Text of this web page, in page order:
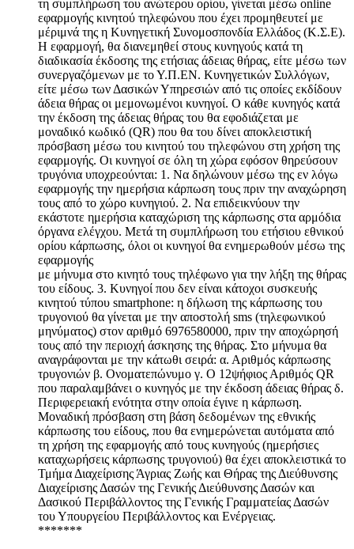
τη συμπλήρωση του ανώτερου ορίου, γίνεται μέσω online
εφαρμογής κινητού τηλεφώνου που έχει προμηθευτεί με
μέριμνά της η Κυνηγετική Συνομοσπονδία Ελλάδος (Κ.Σ.Ε).
Η εφαρμογή, θα διανεμηθεί στους κυνηγούς κατά τη
διαδικασία έκδοσης της ετήσιας άδειας θήρας, είτε μέσω των
συνεργαζόμενων με το Υ.Π.ΕΝ. Κυνηγετικών Συλλόγων,
είτε μέσω των Δασικών Υπηρεσιών από τις οποίες εκδίδουν
άδεια θήρας οι μεμονωμένοι κυνηγοί. Ο κάθε κυνηγός κατά
την έκδοση της άδειας θήρας του θα εφοδιάζεται με
μοναδικό κωδικό (QR) που θα του δίνει αποκλειστική
πρόσβαση μέσω του κινητού του τηλεφώνου στη χρήση της
εφαρμογής. Οι κυνηγοί σε όλη τη χώρα εφόσον θηρεύσουν
τρυγόνια υποχρεούνται: 1. Να δηλώνουν μέσω της εν λόγω
εφαρμογής την ημερήσια κάρπωση τους πριν την αναχώρηση
τους από το χώρο κυνηγιού. 2. Να επιδεικνύουν την
εκάστοτε ημερήσια καταχώριση της κάρπωσης στα αρμόδια
όργανα ελέγχου. Μετά τη συμπλήρωση του ετήσιου εθνικού
ορίου κάρπωσης, όλοι οι κυνηγοί θα ενημερωθούν μέσω της
εφαρμογής
με μήνυμα στο κινητό τους τηλέφωνο για την λήξη της θήρας
του είδους. 3. Κυνηγοί που δεν είναι κάτοχοι συσκευής
κινητού τύπου smartphone: η δήλωση της κάρπωσης του
τρυγονιού θα γίνεται με την αποστολή sms (τηλεφωνικού
μηνύματος) στον αριθμό 6976580000, πριν την αποχώρησή
τους από την περιοχή άσκησης της θήρας. Στο μήνυμα θα
αναγράφονται με την κάτωθι σειρά: α. Αριθμός κάρπωσης
τρυγονιών β. Ονοματεπώνυμο γ. Ο 12ψήφιος Αριθμός QR
που παραλαμβάνει ο κυνηγός με την έκδοση άδειας θήρας δ.
Περιφερειακή ενότητα στην οποία έγινε η κάρπωση.
Μοναδική πρόσβαση στη βάση δεδομένων της εθνικής
κάρπωσης του είδους, που θα ενημερώνεται αυτόματα από
τη χρήση της εφαρμογής από τους κυνηγούς (ημερήσιες
καταχωρήσεις κάρπωσης τρυγονιού) θα έχει αποκλειστικά το
Τμήμα Διαχείρισης Άγριας Ζωής και Θήρας της Διεύθυνσης
Διαχείρισης Δασών της Γενικής Διεύθυνσης Δασών και
Δασικού Περιβάλλοντος της Γενικής Γραμματείας Δασών
του Υπουργείου Περιβάλλοντος και Ενέργειας.
*******